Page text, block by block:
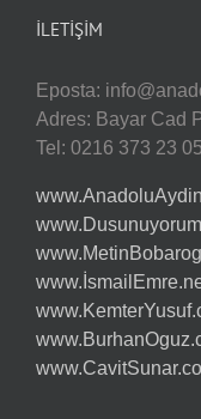
İLETIŞIM
Eposta:
Adres: Bayar Cad
Tel: 0216 373 23 05